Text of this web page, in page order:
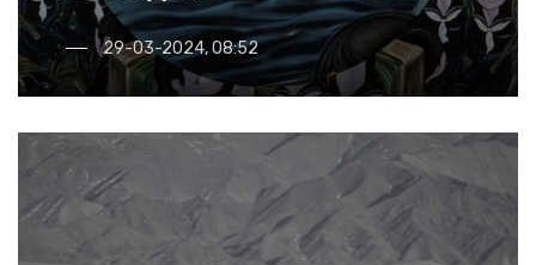
29-03-2024, 08:52